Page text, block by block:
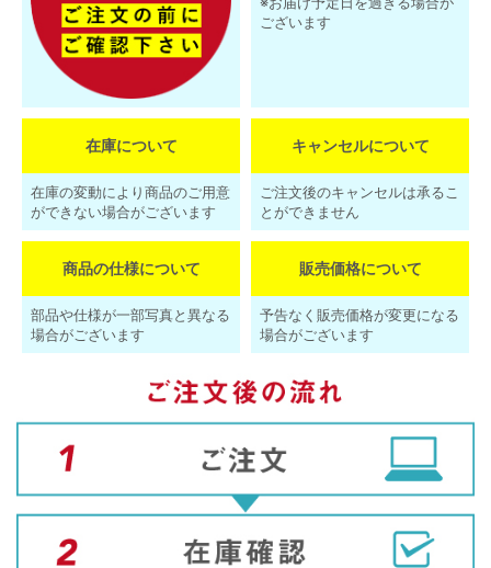
ございます
在庫について
在庫の変動により商品のご用意
ができない場合がございます
キャンセルについて
ご注文後のキャンセルは承るこ
とができません
商品の仕様について
部品や仕様が一部写真と異なる
場合がございます
販売価格について
予告なく販売価格が変更になる
場合がございます